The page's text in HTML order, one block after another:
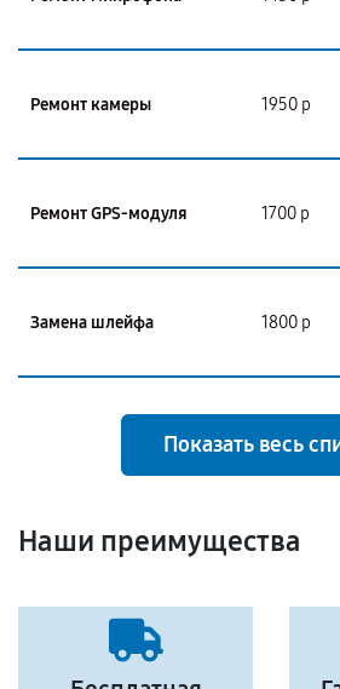
Ремонт камеры 1950 р
Ремонт GPS-модуля 1700 р
Замена шлейфа 1800 р
Показать весь
Наши преимущества